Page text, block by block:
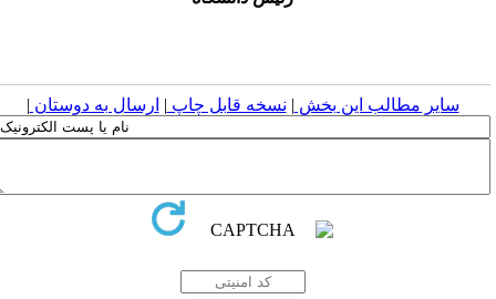
سایر مطالب این بخش | نسخه قابل چاپ| ارسال به دوستان|